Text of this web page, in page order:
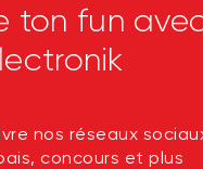
ton fun
nos réseaux
concours et plus